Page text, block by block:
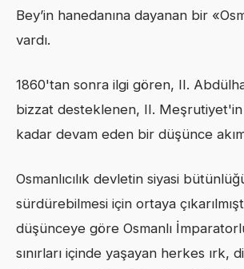
Bey’in hanedanına dayanan bir
vardı.
1860'tan sonra ilgi gören, II.
bizzat desteklenen, II. Meşrutiyet'in
kadar devam eden bir düşünce
Osmanlıcılık devletin siyasi
sürdürebilmesi için ortaya
düşünceye göre Osmanlı
sınırları içinde yaşayan herkes ırk,